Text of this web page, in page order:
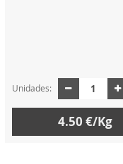
Unidades:
4.50 €/Kg